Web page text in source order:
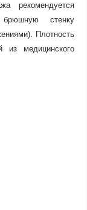
рекомендуется
стенку
Плотность
из медицинского